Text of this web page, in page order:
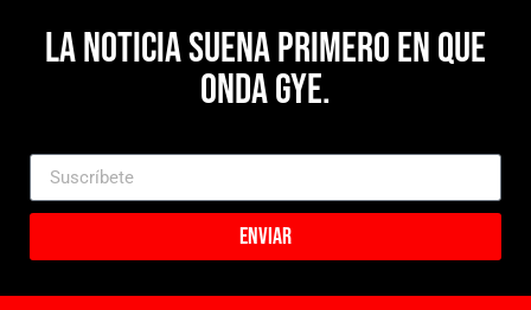
La noticia suena primero en Que
Onda Gye.
Enviar